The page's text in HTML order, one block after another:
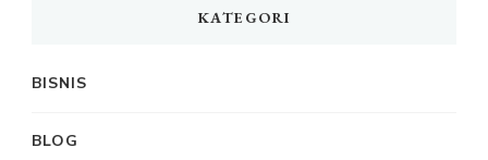
KATEGORI
BISNIS
BLOG